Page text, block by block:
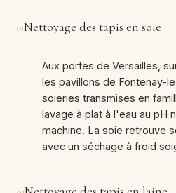
01Nettoyage des tapis en soie
Aux portes de Versailles,
les pavillons de Fontenay-
soieries transmises en
lavage à plat à l'eau au pH
machine. La soie retrouve
avec un séchage à froid